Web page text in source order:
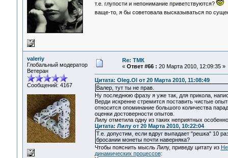
т.е. глупости и непонимание приветствуются?
ваще-то, я бы советовала высказываться по
valeriy
Глобальный модератор
Ветеран
Сообщений: 4167
Re: ТМК
« Ответ #66 : 20 Марта 2010, 12:09:35 »
Цитата: Oleg.Ol от 20 Марта 2010, 11:08:49
Валер, тут ты не прав.
Ну последнюю фразу я уже так, для прикола,
Верди искренне стремится поставить чистые
относится опоминание большого количества
оценки достоверности опытов.
Лилу отметила одну из таких неприятных
Цитата: Лилу от 20 Марта 2010, 10:22:04
Т.е. допустим, если вдруг выпадает "решка" 10
бросании монеты почти наверняка?
Чтобы пояснить мысль Лилу, приведу цитату из
динамических процессов: